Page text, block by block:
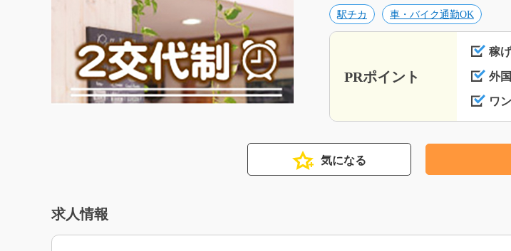
駅チカ 車・バイク通勤OK
PRポイント
稼
外
ワ
気になる
求人情報